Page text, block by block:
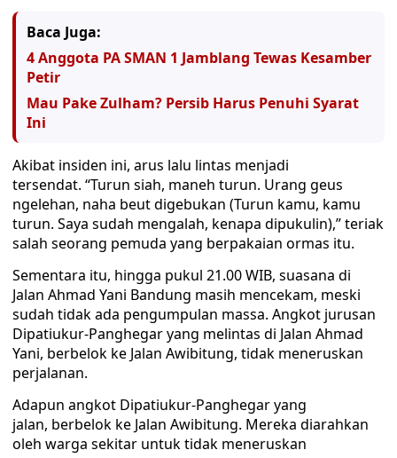
Baca Juga:
4 Anggota PA SMAN 1 Jamblang Tewas Kesamber
Petir
Mau Pake Zulham? Persib Harus Penuhi Syarat
Ini
Akibat insiden ini, arus lalu lintas menjadi
tersendat. “Turun siah, maneh turun. Urang geus
ngelehan, naha beut digebukan (Turun kamu, kamu
turun. Saya sudah mengalah, kenapa dipukulin),” teriak
salah seorang pemuda yang berpakaian ormas itu.
Sementara itu, hingga pukul 21.00 WIB, suasana di
Jalan Ahmad Yani Bandung masih mencekam, meski
sudah tidak ada pengumpulan massa. Angkot jurusan
Dipatiukur-Panghegar yang melintas di Jalan Ahmad
Yani, berbelok ke Jalan Awibitung, tidak meneruskan
perjalanan.
Adapun angkot Dipatiukur-Panghegar yang
jalan, berbelok ke Jalan Awibitung. Mereka diarahkan
oleh warga sekitar untuk tidak meneruskan